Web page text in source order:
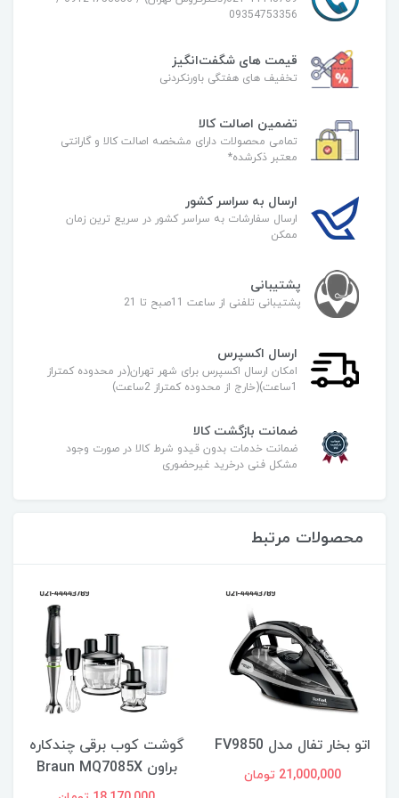
09354753356
قیمت های شگفت‌انگیز
تخفیف های هفتگی باورنکردنی
تضمین اصالت کالا
تمامی محصولات دارای مشخصه اصالت کالا و گارانتی
معتبر ذکرشده*
ارسال به سراسر کشور
ارسال سفارشات به سراسر کشور در سریع ترین زمان
ممکن
پشتیبانی
پشتیبانی تلفنی از ساعت 11صبح تا 21
ارسال اکسپرس
امکان ارسال اکسپرس برای شهر تهران(در محدوده کمتراز
1ساعت)(خارج از محدوده کمتراز 2ساعت)
ضمانت بازگشت کالا
ضمانت خدمات بدون قیدو شرط کالا در صورت وجود
مشکل فنی درخرید غیرحضوری
محصولات مرتبط
اتو بخار تفال مدل FV9850
21,000,000 تومان
گوشت کوب برقی چندکاره
براون Braun MQ7085X